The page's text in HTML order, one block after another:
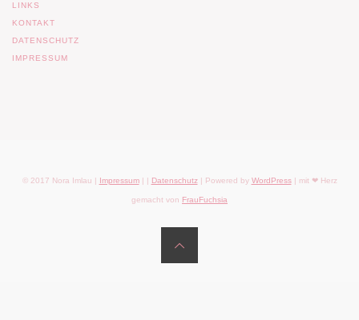
LINKS
KONTAKT
DATENSCHUTZ
IMPRESSUM
© 2017 Nora Imlau | Impressum| | Datenschutz| Powered by WordPress| mit ❤ Herz
gemacht von FrauFuchsia